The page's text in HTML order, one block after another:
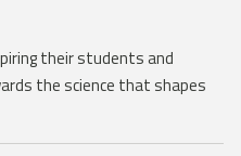
their students and
the science that shapes